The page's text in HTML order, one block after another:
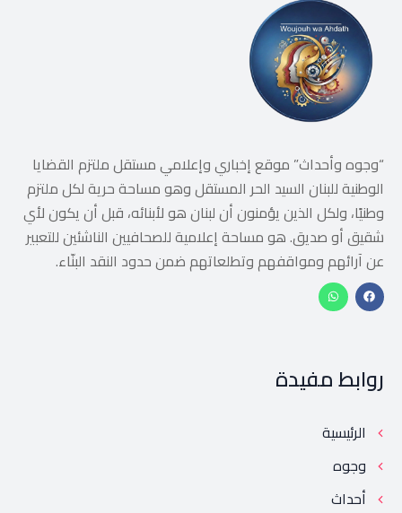
“وجوه وأحداث” موقع إخباري وإعلامي مستقل ملتزم القضايا
الوطنية للبنان السيد الحر المستقل وهو مساحة حرية لكل ملتزم
وطنيًا، ولكل الذين يؤمنون أن لبنان هو لأبنائه، قبل أن يكون لأي
شقيق أو صديق. هو مساحة إعلامية للصحافيين الناشئين للتعبير
عن آرائهم ومواقفهم وتطلعاتهم ضمن حدود النقد البنّاء.
روابط مفيدة
الرئيسية
وجوه
أحداث